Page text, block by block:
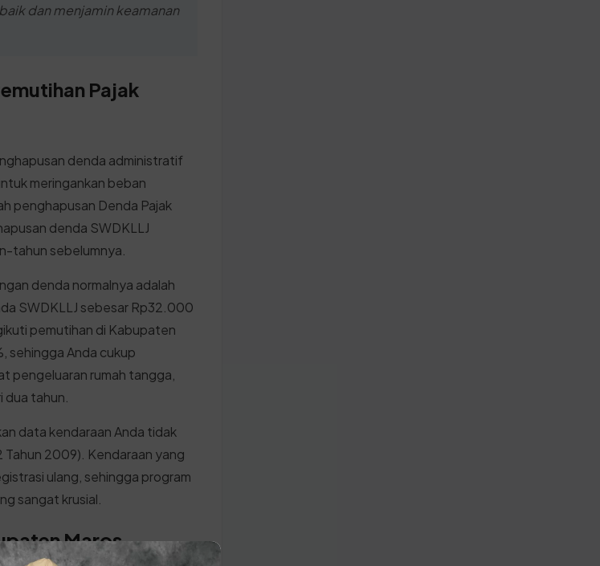
dan menjamin keamanan
Pajak
denda administratif
meringankan beban
penghapusan Denda Pajak
denda SWDKLLJ
tahun sebelumnya.
denda normalnya adalah
SWDKLLJ sebesar Rp32.000
pemutihan di Kabupaten
sehingga Anda cukup
pengeluaran rumah tangga,
tahun.
data kendaraan Anda tidak
Tahun 2009). Kendaraan yang
ulang, sehingga program
sangat krusial.
Maros